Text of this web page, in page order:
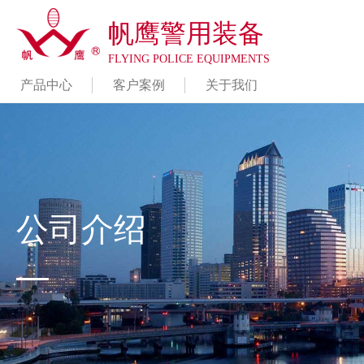
帆鹰警用装备
FLYING POLICE EQUIPMENTS
产品中心 客户案例 关于我们
公司介绍